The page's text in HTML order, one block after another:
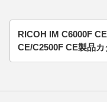
RICOH IM C6000F
CE/C2500F CE製品